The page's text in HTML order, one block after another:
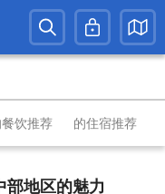
饮推荐 的住宿推荐
部地区的魅力